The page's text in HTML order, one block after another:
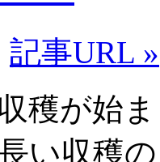
記事URL »
穫が始
い収穫